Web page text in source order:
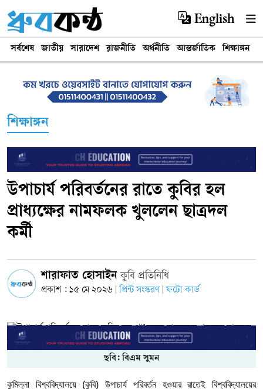
English
সর্বশেষ জাতীয় সারাদেশ রাজনীতি অর্থনীতি আন্তর্জাতিক শিক্ষাঙ্গন
শিক্ষাঙ্গন
‎উপাচার্য পরিবর্তনের রাতে কুবির হল
প্রাধ্যক্ষের নামফলক খুললেন ছাত্রদল
কর্মী
শারাফাত হোসাইনকুবি প্রতিনিধি
প্রকাশ : ১৫ মে ২০২৬ প্রিন্ট সংস্করণ ফটো কার্ড
ছবি: বিএম সুমন
কুমিল্লা বিশ্ববিদ্যালয়ে (কুবি) উপাচার্য পরিবর্তন হওয়ার রাতেই বিশ্ববিদ্যালয়ের